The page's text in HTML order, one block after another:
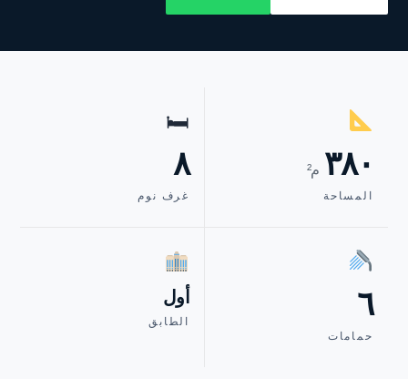
٣٨٠ م²
المساحة
🛏
٨
غرف نوم
٦
حمامات
أول
الطابق